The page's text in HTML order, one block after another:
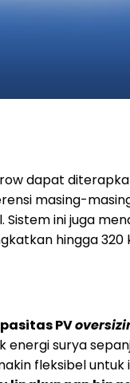
dapat
masing-
ini juga
hingga
PV
surya
fleksibel